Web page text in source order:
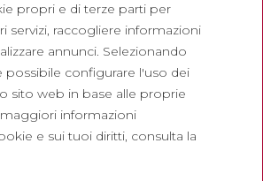
riservatezza
Network
propri e di terze parti per
servizi, raccogliere informazioni
annunci. Selezionando
possibile configurare l'uso dei
sito web in base alle proprie
informazioni
e sui tuoi diritti, consulta la